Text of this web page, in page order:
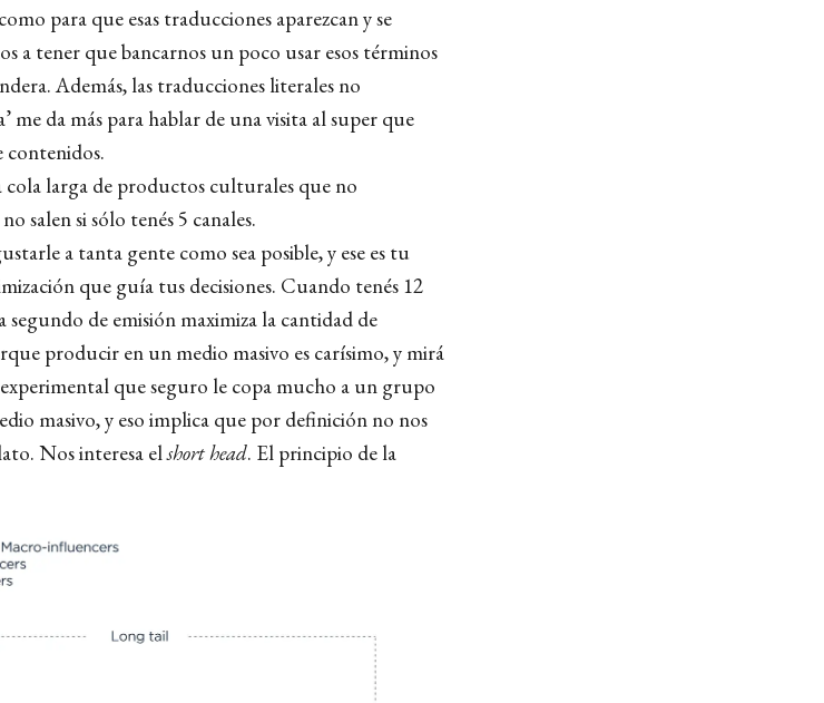
para que esas traducciones aparezcan y se
a tener que bancarnos un poco usar esos términos
Además, las traducciones literales no
me da más para hablar de una visita al super que
contenidos.
cola larga de productos culturales que no
salen si sólo tenés 5 canales.
a tanta gente como sea posible, y ese es tu
que guía tus decisiones. Cuando tenés 12
de emisión maximiza la cantidad de
producir en un medio masivo es carísimo, y mirá
que seguro le copa mucho a un grupo
masivo, y eso implica que por definición no nos
Nos interesa elshort head. El principio de la